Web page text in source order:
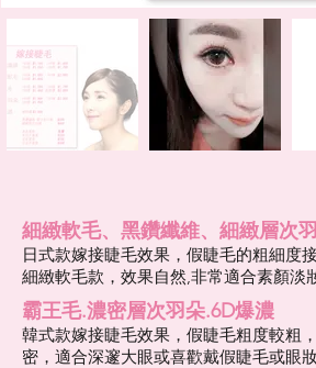
細緻軟毛、黑鑽纖維、細緻層次
日式款嫁接睫毛效果，假睫毛的粗細度
細緻軟毛款，效果自然,非常適合素顏淡
霸王毛.濃密層次羽朵.6D爆濃
韓式款嫁接睫毛效果，假睫毛粗度較粗
密，適合深邃大眼或喜歡戴假睫毛或眼